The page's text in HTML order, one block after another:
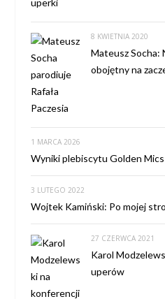
8 KWIETNIA 2020
Mateusz Socha:
obojętny na
1 MARCA 2026
Wyniki plebiscytu Golden
3 LUTEGO 2022
Wojtek Kamiński: Po mojej
27 CZERWCA 2021
Karol
uperów